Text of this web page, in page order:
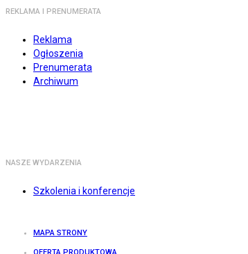
REKLAMA I PRENUMERATA
Reklama
Ogłoszenia
Prenumerata
Archiwum
NASZE WYDARZENIA
Szkolenia i konferencje
MAPA STRONY